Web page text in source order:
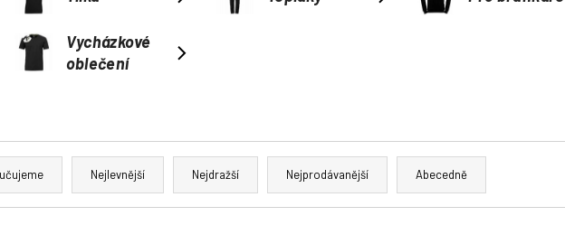
Vycházkové
oblečení
Nejlevnější Nejdražší Nejprodávanější Abecedně